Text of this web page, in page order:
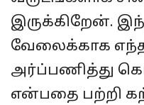
இருக்கிறேன்.
வேலைக்காக
அர்ப்பணித்து
என்பதை பற்றி